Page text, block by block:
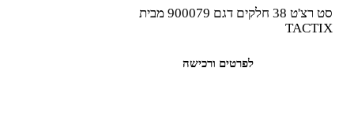
סט רצ'ט 38 חלקים דגם 900079 מבית
TACTIX
לפרטים ורכישה